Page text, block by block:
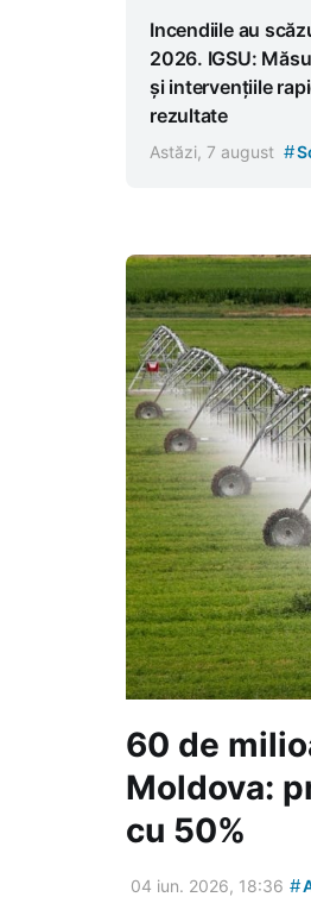
Incendiile au
2026. IGSU:
și intervențiile
rezultate
Astăzi, 7 august #
60 de
Moldova:
cu 50%
04 iun. 2026, 18:36 #